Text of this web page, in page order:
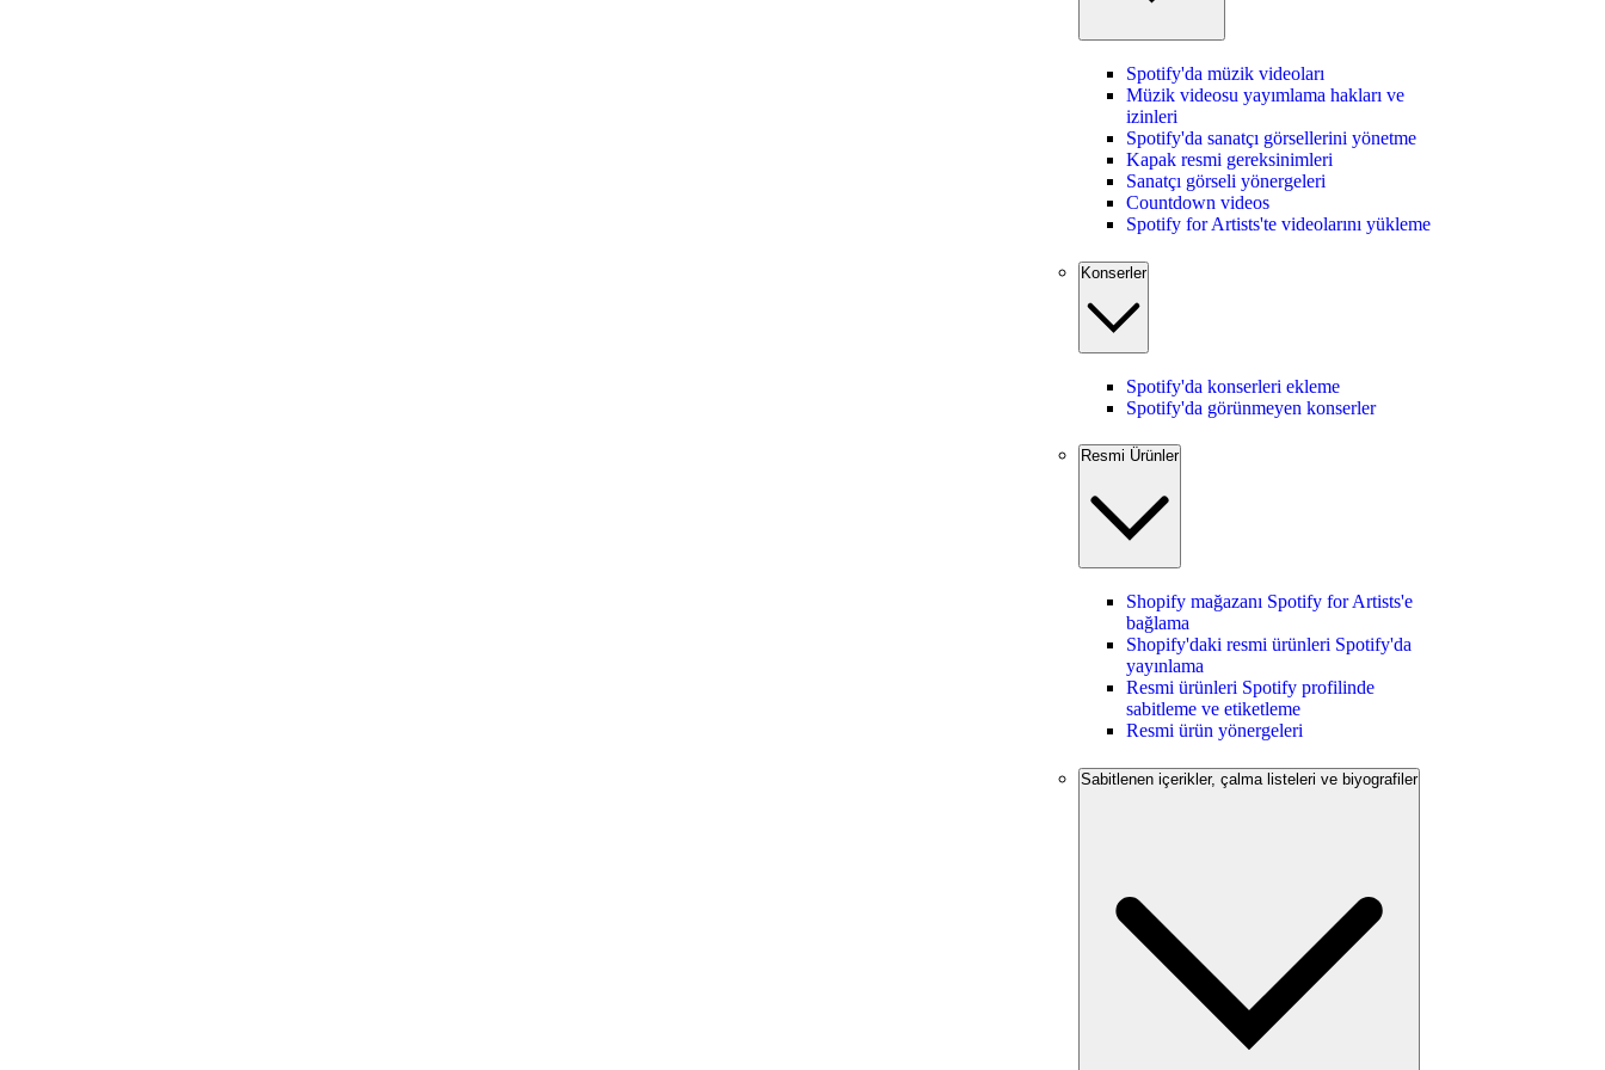
Spotify'da müzik videoları
Müzik videosu yayımlama hakları ve
izinleri
Spotify'da sanatçı görsellerini yönetme
Kapak resmi gereksinimleri
Sanatçı görseli yönergeleri
Countdown videos
Spotify for Artists'te videolarını yükleme
Konserler
Spotify'da konserleri ekleme
Spotify'da görünmeyen konserler
Resmi Ürünler
Shopify mağazanı Spotify for Artists'e
bağlama
Shopify'daki resmi ürünleri Spotify'da
yayınlama
Resmi ürünleri Spotify profilinde
sabitleme ve etiketleme
Resmi ürün yönergeleri
Sabitlenen içerikler, çalma listeleri ve biyografiler